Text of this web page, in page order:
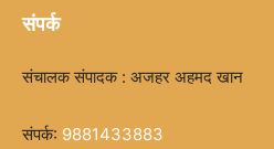
संपर्क
संचालक संपादक : अजहर अहमद खान
संपर्क: 9881433883